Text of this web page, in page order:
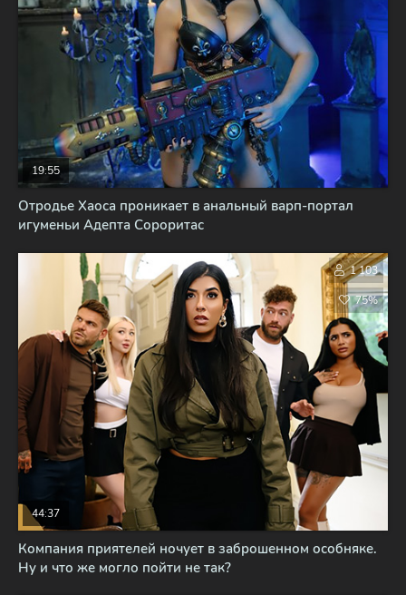
Отродье Хаоса проникает в анальный варп-портал
игуменьи Адепта Сороритас
19:55
Компания приятелей ночует в заброшенном особняке.
Ну и что же могло пойти не так?
44:37
1 103
75%